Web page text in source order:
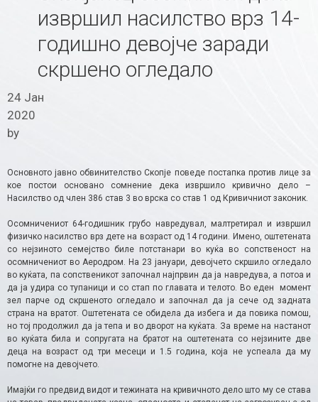
извршил насилство врз 14-
годишно девојче заради
скршено огледало
24 Јан
2020
by
Основното јавно обвинителство Скопје поведе постапка против лице за
кое постои основано сомнение дека извршило кривично дело –
Насилство од член 386 став 3 во врска со став 1 од Кривичниот законик.
Осомничениот 64-годишник грубо навредувал, малтретирал и извршил
физичко насилство врз дете на возраст од 14 години. Имено, оштетената
со нејзиното семејство биле потстанари во куќа во сопственост на
осомничениот во Аеродром. На 23 јануари, девојчето скршило огледало
во куќата, па сопственикот започнал најпрвин да ја навредува, а потоа и
да ја удира со тупаници и со стап по главата и телото. Во еден момент
зел парче од скршеното огледало и започнал да ја сече од задната
страна на вратот. Оштетената се обидела да избега и да повика помош,
но тој продолжил да ја тепа и во дворот на куќата. За време на настанот
во куќата била и сопругата на братот на оштетената со нејзините две
деца на возраст од три месеци и 1.5 година, која не успеала да му
помогне на девојчето.
Имајќи го предвид видот и тежината на кривичното дело што му се става